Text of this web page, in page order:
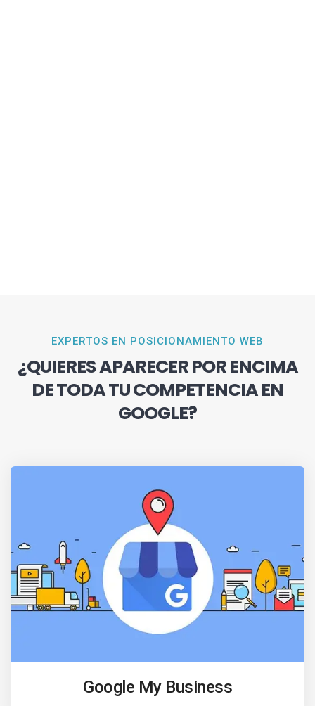
EXPERTOS EN POSICIONAMIENTO WEB
¿QUIERES APARECER POR ENCIMA
DE TODA TU COMPETENCIA EN
GOOGLE?
Google My Business